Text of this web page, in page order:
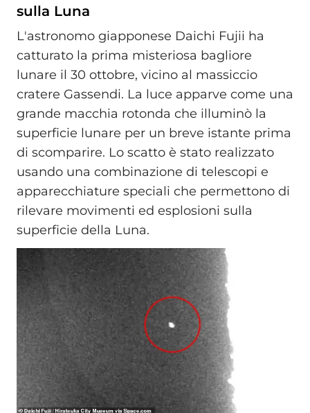
sulla Luna
L'astronomo giapponese Daichi Fujii ha
catturato la prima misteriosa bagliore
lunare il 30 ottobre, vicino al massiccio
cratere Gassendi. La luce apparve come una
grande macchia rotonda che illuminò la
superficie lunare per un breve istante prima
di scomparire. Lo scatto è stato realizzato
usando una combinazione di telescopi e
apparecchiature speciali che permettono di
rilevare movimenti ed esplosioni sulla
superficie della Luna.